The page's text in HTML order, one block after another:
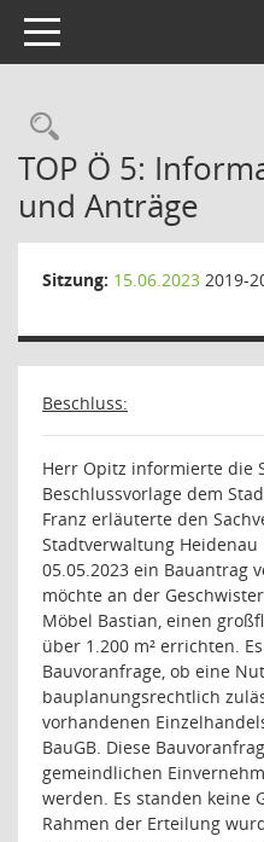
Toggle navigation
TOP Ö 5:
und Anträge
Sitzung: 15.06.2023 2019-
Beschluss:
Herr Opitz informierte die
Beschlussvorlage dem
Franz erläuterte den
Stadtverwaltung Heidenau
05.05.2023 ein Bauantrag
möchte an der
Möbel Bastian, einen
über 1.200 m² errichten.
Bauvoranfrage, ob eine
bauplanungsrechtlich
vorhandenen
BauGB. Diese
gemeindlichen
werden. Es standen keine
Rahmen der Erteilung